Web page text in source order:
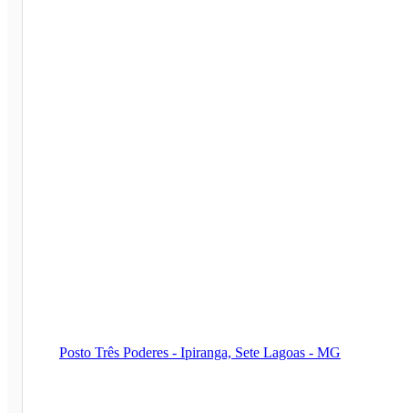
Posto Três Poderes - Ipiranga, Sete Lagoas - MG